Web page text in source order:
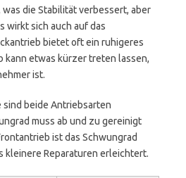
die Stabilität verbessert, aber
wirkt sich auch auf das
bietet oft ein ruhigeres
kann etwas kürzer treten lassen,
ist.
beide Antriebsarten
muss ab und zu gereinigt
ist das Schwungrad
kleinere Reparaturen erleichtert.